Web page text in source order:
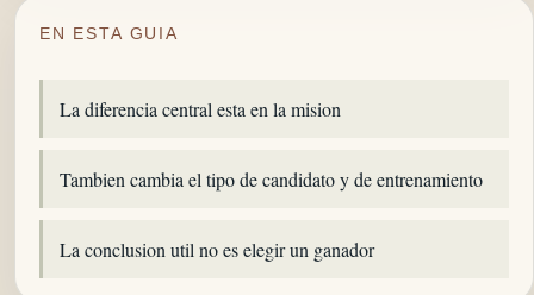
EN ESTA GUIA
La diferencia central esta en la mision
Tambien cambia el tipo de candidato y de entrenamiento
La conclusion util no es elegir un ganador